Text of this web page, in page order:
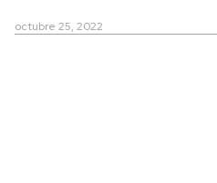
octubre 25, 2022